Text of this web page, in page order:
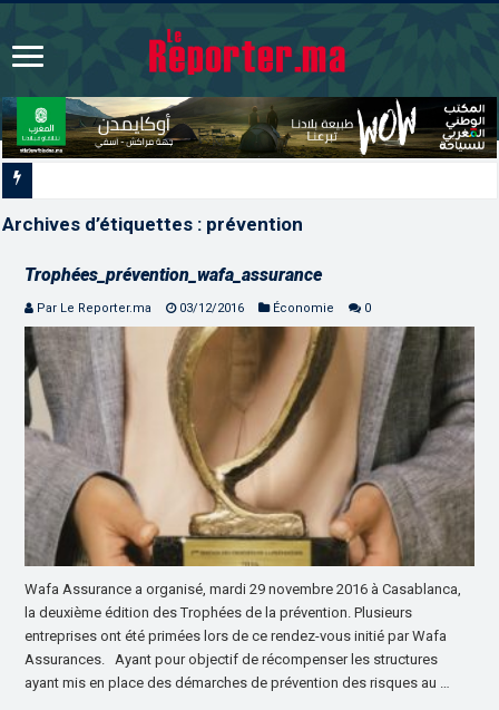
Archives d’étiquettes : prévention
Trophées_prévention_wafa_assurance
Par Le Reporter.ma 03/12/2016 Économie 0
Wafa Assurance a organisé, mardi 29 novembre 2016 à Casablanca,
la deuxième édition des Trophées de la prévention. Plusieurs
entreprises ont été primées lors de ce rendez-vous initié par Wafa
Assurances. Ayant pour objectif de récompenser les structures
ayant mis en place des démarches de prévention des risques au …